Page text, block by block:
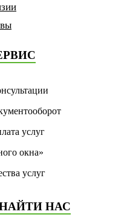
услуг
окна»
услуг
НАС